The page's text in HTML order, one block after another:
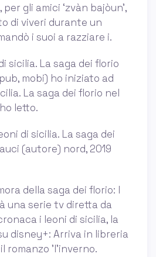
gli amici ‘zvàn bajòun’,
di viveri durante un
i suoi a razziare i.
sicilia. La saga dei florio
mobi) ho iniziato ad
La saga dei florio nel
letto.
di sicilia. La saga dei
(autore) nord, 2019
della saga dei florio: I
una serie tv diretta da
i leoni di sicilia, la
disney+: Arriva in libreria
romanzo 'l'inverno.